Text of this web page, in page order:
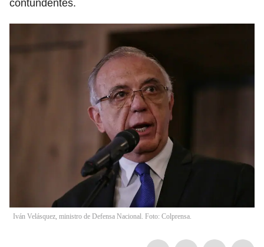
contundentes.
Iván Velásquez, ministro de Defensa Nacional. Foto: Colprensa.